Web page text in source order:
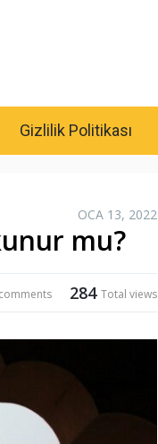
Gizlilik Politikası
OCA 13, 2022
mu?
284 Total views